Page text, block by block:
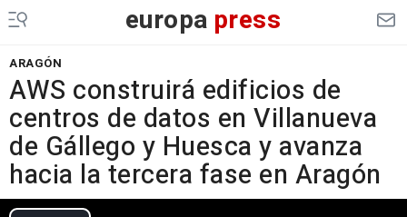
europa press
ARAGÓN
AWS construirá edificios de
centros de datos en Villanueva
de Gállego y Huesca y avanza
hacia la tercera fase en Aragón